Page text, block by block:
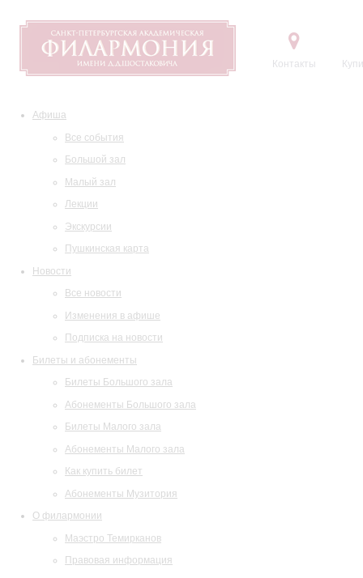
Контакты
Афиша
Все события
Большой зал
Малый зал
Лекции
Экскурсии
Пушкинская карта
Новости
Все новости
Изменения в афише
Подписка на новости
Билеты и абонементы
Билеты Большого зала
Абонементы Большого зала
Билеты Малого зала
Абонементы Малого зала
Как купить билет
Абонементы Музитория
О филармонии
Маэстро Темирканов
Правовая информация